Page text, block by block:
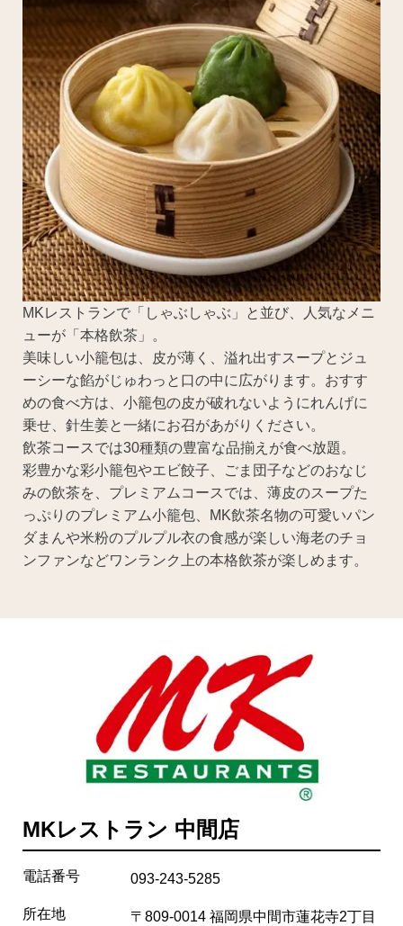
MKレストランで「しゃぶしゃぶ」と並び、人気なメニ
ューが「本格飲茶」。
美味しい小籠包は、皮が薄く、溢れ出すスープとジュ
ーシーな餡がじゅわっと口の中に広がります。おすす
めの食べ方は、小籠包の皮が破れないようにれんげに
乗せ、針生姜と一緒にお召があがりください。
飲茶コースでは30種類の豊富な品揃えが食べ放題。
彩豊かな彩小籠包やエビ餃子、ごま団子などのおなじ
みの飲茶を、プレミアムコースでは、薄皮のスープた
っぷりのプレミアム小籠包、MK飲茶名物の可愛いパン
ダまんや米粉のプルプル衣の食感が楽しい海老のチョ
ンファンなどワンランク上の本格飲茶が楽しめます。
MKレストラン 中間店
電話番号 093-243-5285
所在地
〒809-0014 福岡県中間市蓮花寺2丁目